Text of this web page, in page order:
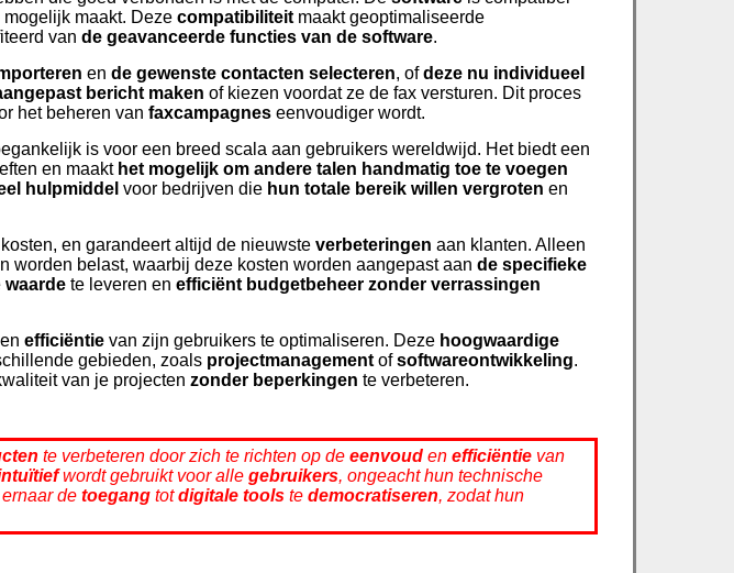
maakt. Deze compatibiliteit maakt geoptimaliseerde
van de geavanceerde functies van de software.
en de gewenste contacten selecteren, ofdeze nu individueel
bericht maken of kiezen voordat ze de fax versturen. Dit proces
het beheren van faxcampagnes eenvoudiger wordt.
is voor een breed scala aan gebruikers wereldwijd. Het biedt een
en maakt het mogelijk om andere talen handmatig toe te voegen
hulpmiddel voor bedrijven die hun totale bereik willen vergroten en
en garandeert altijd de nieuwste verbeteringen aan klanten. Alleen
worden belast, waarbij deze kosten worden aangepast aan de specifieke
waarde te leveren en efficiënt budgetbeheer zonder verrassingen
en efficiëntie van zijn gebruikers te optimaliseren. Deze hoogwaardige
gebieden, zoals projectmanagement ofsoftwareontwikkeling.
van je projecten zonder beperkingen te verbeteren.
te verbeteren door zich te richten op de eenvoud en efficiëntie van
wordt gebruikt voor alle gebruikers, ongeacht hun technische
de toegang totdigitale tools te democratiseren, zodat hun